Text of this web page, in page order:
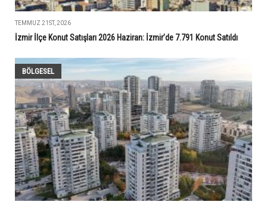
TEMMUZ 21ST, 2026
İzmir İlçe Konut Satışları 2026 Haziran: İzmir’de 7.791 Konut Satıldı
BÖLGESEL